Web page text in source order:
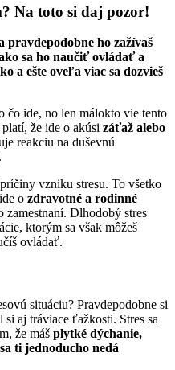
Na toto si daj pozor!
pravdepodobne ho zažívaš
sa ho naučiť ovládať a
a ešte oveľa viac sa dozvieš
čo ide, no len málokto vie tento
že ide o akúsi záťaž alebo
reakciu na duševnú
vzniku stresu. To všetko
o zdravotné a rodinné
zamestnaní. Dlhodobý stres
ktorým sa však môžeš
ovládať.
situáciu? Pravdepodobne si
aj tráviace ťažkosti. Stres sa
že máš plytké dýchanie,
ti jednoducho nedá